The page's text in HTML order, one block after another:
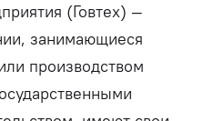
(Говтех) —
занимающиеся
производством